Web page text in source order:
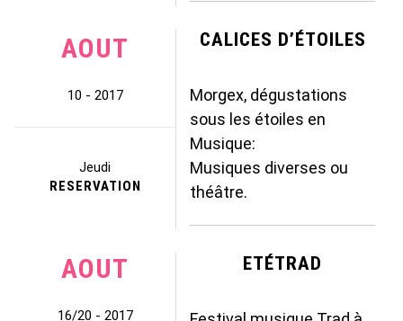
AOUT
10 - 2017
Jeudi
RESERVATION
CALICES D’ÉTOILES
Morgex, dégustations
sous les étoiles en
Musique:
Musiques diverses ou
théâtre.
AOUT
16/20 - 2017
ETÉTRAD